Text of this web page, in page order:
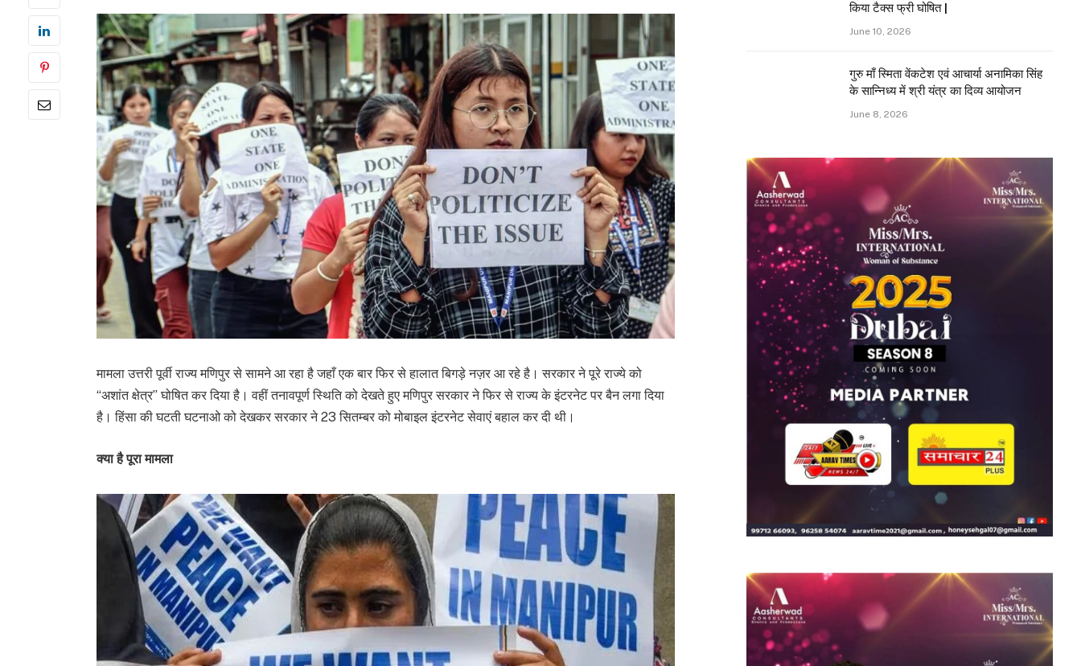
मामला उत्तरी पूर्वी राज्य मणिपुर से सामने आ रहा है जहाँ एक बार फिर से हालात बिगड़े नज़र आ रहे है। सरकार ने पूरे राज्ये को
“अशांत क्षेत्र” घोषित कर दिया है। वहीं तनावपूर्ण स्थिति को देखते हुए मणिपुर सरकार ने फिर से राज्य के इंटरनेट पर बैन लगा दिया
है। हिंसा की घटती घटनाओ को देखकर सरकार ने 23 सितम्बर को मोबाइल इंटरनेट सेवाएं बहाल कर दी थी।
क्या है पूरा मामला
किया टैक्स फ्री घोषित |
June 10, 2026
गुरु माँ स्मिता वेंकटेश एवं आचार्या अनामिका सिंह
के सान्निध्य में श्री यंत्र का दिव्य आयोजन
June 8, 2026